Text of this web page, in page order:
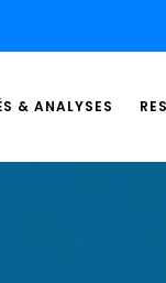
& ANALYSES